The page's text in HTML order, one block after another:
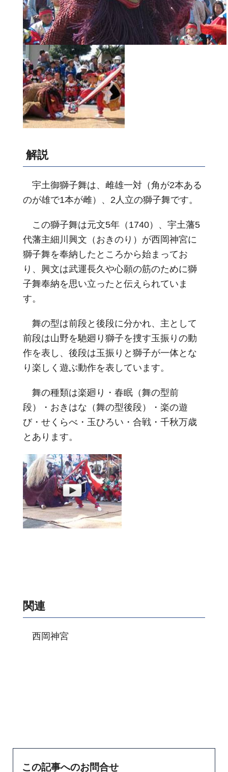
解説
宇土御獅子舞は、雌雄一対（角が2本ある
のが雄で1本が雌）、2人立の獅子舞です。
この獅子舞は元文5年（1740）、宇土藩5
代藩主細川興文（おきのり）が西岡神宮に
獅子舞を奉納したところから始まってお
り、興文は武運長久や心願の筋のために獅
子舞奉納を思い立ったと伝えられていま
す。
舞の型は前段と後段に分かれ、主として
前段は山野を馳廻り獅子を捜す玉振りの動
作を表し、後段は玉振りと獅子が一体とな
り楽しく遊ぶ動作を表しています。
舞の種類は楽廻り・春眠（舞の型前
段）・おきはな（舞の型後段）・楽の遊
び・せくらべ・玉ひろい・合戦・千秋万歳
とあります。
関連
西岡神宮
この記事へのお問合せ